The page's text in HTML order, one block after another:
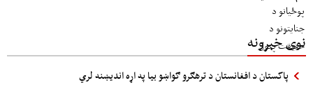
نوی خبرونه
پاکستان د افغانستان د ترهګرو ګواښو بیا په اړه اندیښنه لري